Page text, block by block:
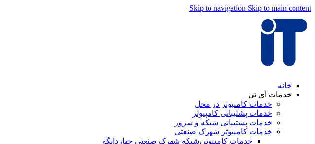
Skip to navigation Skip to main content
خانه
خدمات آی تی
خدمات کامپیوتر در محل
خدمات پشتیبانی کامپیوتر
خدمات پشتیبانی شبکه و سرور
خدمات کامپیوتر شهرک صنعتی
خدمات کامپیوتر،شبکه شهرک صنعتی چهاردانگه